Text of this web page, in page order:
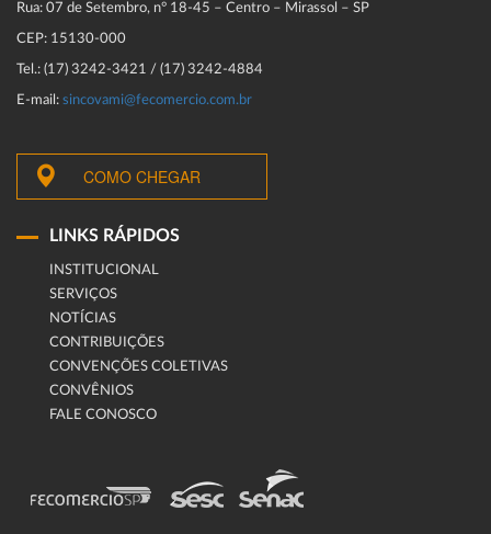
Rua: 07 de Setembro, n° 18-45 – Centro – Mirassol – SP
CEP: 15130-000
Tel.: (17) 3242-3421 / (17) 3242-4884
E-mail: sincovami@fecomercio.com.br
COMO CHEGAR
LINKS RÁPIDOS
INSTITUCIONAL
SERVIÇOS
NOTÍCIAS
CONTRIBUIÇÕES
CONVENÇÕES COLETIVAS
CONVÊNIOS
FALE CONOSCO